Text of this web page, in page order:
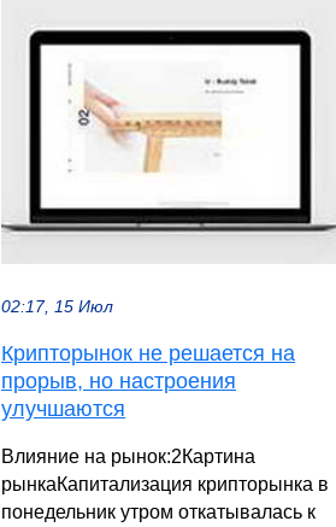
02:17, 15 Июл
Крипторынок не решается на
прорыв, но настроения
улучшаются
Влияние на рынок:2Картина
рынкаКапитализация крипторынка в
понедельник утром откатывалась к